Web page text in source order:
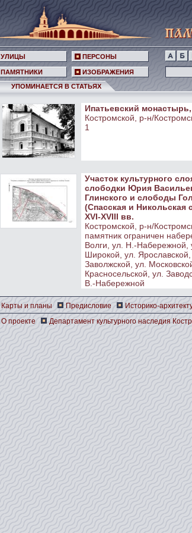
УЛИЦЫ ПЕРСОНЫ
ПАМЯТНИКИ ИЗОБРАЖЕНИЯ
УПОМИНАЕТСЯ В СТАТЬЯХ
Ипатьевский монастырь,
Костромской, р-н/
1
Участок культурного
слободки Юрия
Глинского и слободы
(Спасская и Никольская
XVI-XVIII вв.
Костромской, р-н/
памятник ограничен
Волги, ул. Н.-Набережной,
Широкой, ул. Ярославской,
Заволжской, ул.
Красносельской, ул.
В.-Набережной
Карты и планы Предисловие Историко-
О проекте
Департамент культурного наследия